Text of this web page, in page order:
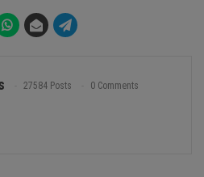
27584 Posts 0 Comments